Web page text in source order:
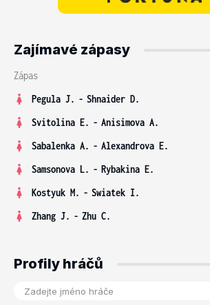
Zajímavé zápasy
Zápas
Pegula J. - Shnaider D.
Svitolina E. - Anisimova A.
Sabalenka A. - Alexandrova E.
Samsonova L. - Rybakina E.
Kostyuk M. - Swiatek I.
Zhang J. - Zhu C.
Profily hráčů